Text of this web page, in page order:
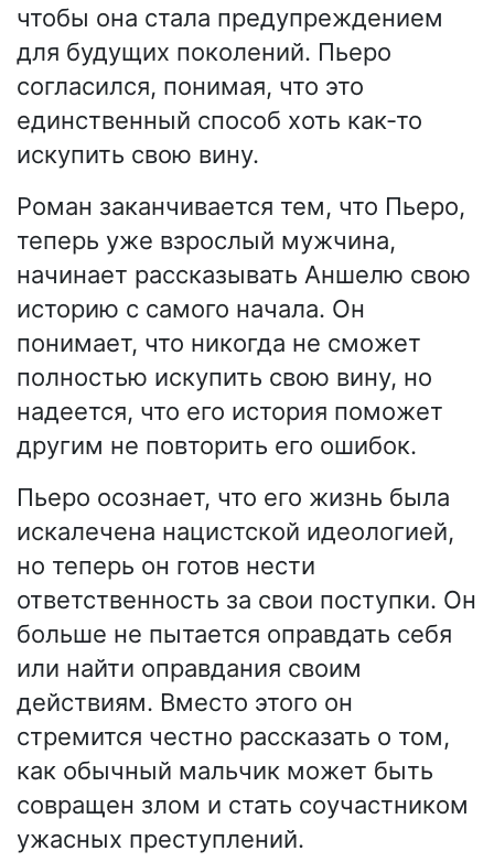
чтобы она стала предупреждением
для будущих поколений. Пьеро
согласился, понимая, что это
единственный способ хоть как-то
искупить свою вину.
Роман заканчивается тем, что Пьеро,
теперь уже взрослый мужчина,
начинает рассказывать Аншелю свою
историю с самого начала. Он
понимает, что никогда не сможет
полностью искупить свою вину, но
надеется, что его история поможет
другим не повторить его ошибок.
Пьеро осознает, что его жизнь была
искалечена нацистской идеологией,
но теперь он готов нести
ответственность за свои поступки. Он
больше не пытается оправдать себя
или найти оправдания своим
действиям. Вместо этого он
стремится честно рассказать о том,
как обычный мальчик может быть
совращен злом и стать соучастником
ужасных преступлений.